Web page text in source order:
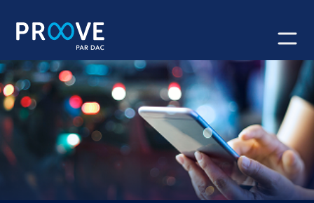
content